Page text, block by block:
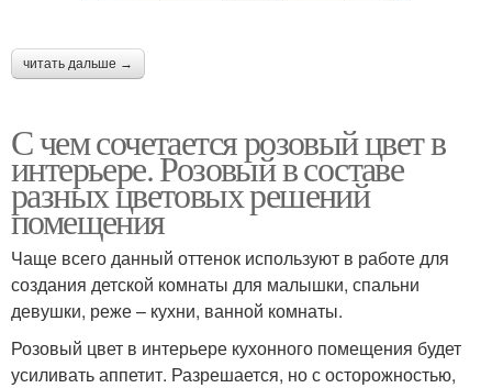
читать дальше →
С чем сочетается розовый цвет в
интерьере. Розовый в составе
разных цветовых решений
помещения
Чаще всего данный оттенок используют в работе для
создания детской комнаты для малышки, спальни
девушки, реже – кухни, ванной комнаты.
Розовый цвет в интерьере кухонного помещения будет
усиливать аппетит. Разрешается, но с осторожностью,